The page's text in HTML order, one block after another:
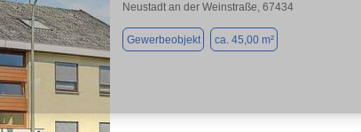
Neustadt an der Weinstraße, 67434
Gewerbeobjekt ca. 45,00 m²